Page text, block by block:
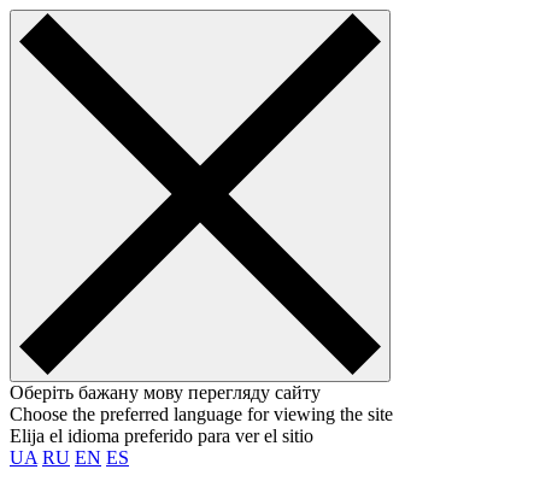
Оберіть бажану мову перегляду сайту
Choose the preferred language for viewing the site
Elija el idioma preferido para ver el sitio
UA RU EN ES